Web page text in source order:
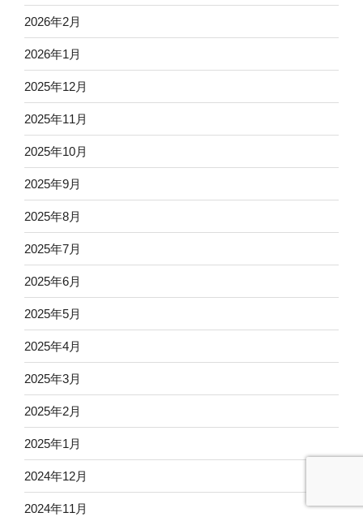
2026年2月
2026年1月
2025年12月
2025年11月
2025年10月
2025年9月
2025年8月
2025年7月
2025年6月
2025年5月
2025年4月
2025年3月
2025年2月
2025年1月
2024年12月
2024年11月